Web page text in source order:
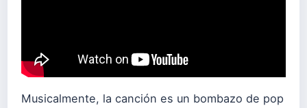
Musicalmente, la canción es un bombazo de pop